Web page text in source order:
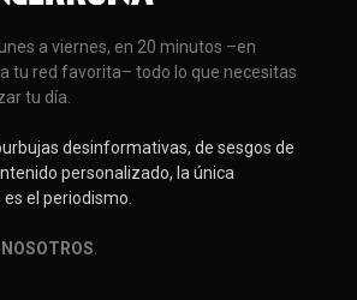
a viernes, en 20 minutos –en
tu red favorita– todo lo que necesitas
tu día.
desinformativas, de sesgos de
personalizado, la única
el periodismo.
.